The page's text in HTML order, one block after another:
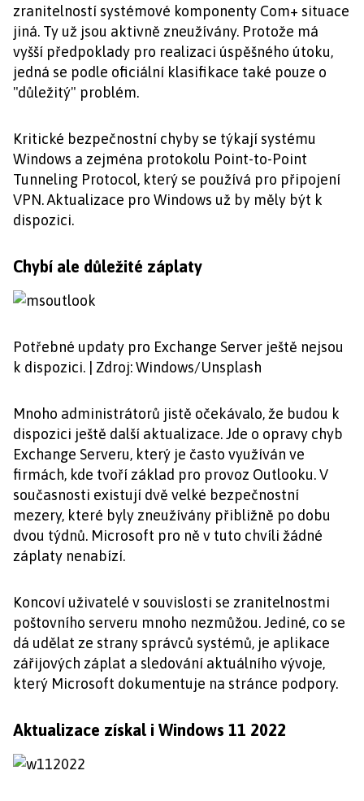
zranitelností systémové komponenty Com+ situace
jiná. Ty už jsou aktivně zneužívány. Protože má
vyšší předpoklady pro realizaci úspěšného útoku,
jedná se podle oficiální klasifikace také pouze o
"důležitý" problém.
Kritické bezpečnostní chyby se týkají systému
Windows a zejména protokolu Point-to-Point
Tunneling Protocol, který se používá pro připojení
VPN. Aktualizace pro Windows už by měly být k
dispozici.
Chybí ale důležité záplaty
Potřebné updaty pro Exchange Server ještě nejsou
k dispozici. | Zdroj: Windows/Unsplash
Mnoho administrátorů jistě očekávalo, že budou k
dispozici ještě další aktualizace. Jde o opravy chyb
Exchange Serveru, který je často využíván ve
firmách, kde tvoří základ pro provoz Outlooku. V
současnosti existují dvě velké bezpečnostní
mezery, které byly zneužívány přibližně po dobu
dvou týdnů. Microsoft pro ně v tuto chvíli žádné
záplaty nenabízí.
Koncoví uživatelé v souvislosti se zranitelnostmi
poštovního serveru mnoho nezmůžou. Jediné, co se
dá udělat ze strany správců systémů, je aplikace
zářijových záplat a sledování aktuálního vývoje,
který Microsoft dokumentuje na stránce podpory.
Aktualizace získal i Windows 11 2022